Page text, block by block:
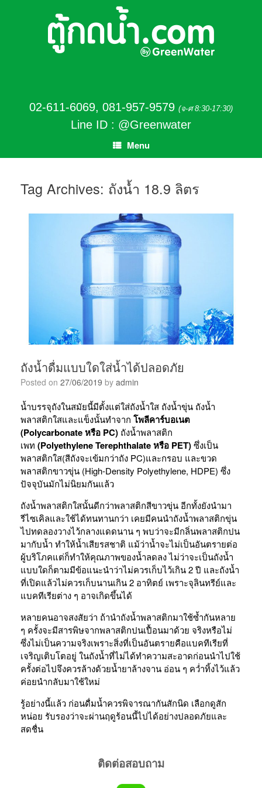
02-611-6069, 081-957-9579 (จ-ศ 8:30-17:30)
Line ID : @Greenwater
Menu
Tag Archives: ถังน้ำ 18.9 ลิตร
ถังน้ำดื่มแบบใดใส่น้ำได้ปลอดภัย
Posted on 27/06/2019 by admin
น้ำบรรจุถังในสมัยนี้มีตั้งแต่ใส่ถังน้ำใส ถังน้ำขุ่น ถังน้ำ
พลาสติกใสและแข็งนั้นทำจาก โพลีคาร์บอเนต
(Polycarbonate หรือ PC) ถังน้ำพลาสติก
เพท (Polyethylene Terephthalate หรือ PET)ซึ่งเป็น
พลาสติกใส(สีถังจะเข้มกว่าถัง PC)และกรอบ และขวด
พลาสติกขาวขุ่น (High-Density Polyethylene, HDPE) ซึ่ง
ปัจจุบันมักไม่นิยมกันแล้ว
ถังน้ำพลาสติกใสนั้นดีกว่าพลาสติกสีขาวขุ่น อีกทั้งยังนำมา
รีไซเคิลและใช้ได้ทนทานกว่า เคยมีคนนำถังน้ำพลาสติกขุ่น
ไปทดลองวางไว้กลางแดดนาน ๆ พบว่าจะมีกลิ่นพลาสติกปน
มากับน้ำ ทำให้น้ำเสียรสชาติ แม้ว่าน้ำจะไม่เป็นอันตรายต่อ
ผู้บริโภคแต่ก็ทำให้คุณภาพของน้ำลดลง ไม่ว่าจะเป็นถังน้ำ
แบบใดก็ตามมีข้อแนะนำว่าไม่ควรเก็บไว้เกิน 2 ปี และถังน้ำ
ที่เปิดแล้วไม่ควรเก็บนานเกิน 2 อาทิตย์ เพราะจุลินทรีย์และ
แบคทีเรียต่าง ๆ อาจเกิดขึ้นได้
หลายคนอาจสงสัยว่า ถ้านำถังน้ำพลาสติกมาใช้ซ้ำกันหลาย
ๆ ครั้งจะมีสารพิษจากพลาสติกปนเปื้อนมาด้วย จริงหรือไม่
ซึ่งไม่เป็นความจริงเพราะสิ่งที่เป็นอันตรายคือแบคทีเรียที่
เจริญเติบโตอยู่ ในถังน้ำที่ไม่ได้ทำความสะอาดก่อนนำไปใช้
ครั้งต่อไปจึงควรล้างด้วยน้ำยาล้างจาน อ่อน ๆ คว่ำทิ้งไว้แล้ว
ค่อยนำกลับมาใช้ใหม่
รู้อย่างนี้แล้ว ก่อนดื่มน้ำควรพิจารณากันสักนิด เลือกดูสัก
หน่อย รับรองว่าจะผ่านฤดูร้อนนี้ไปได้อย่างปลอดภัยและ
สดชื่น
ติดต่อสอบถาม